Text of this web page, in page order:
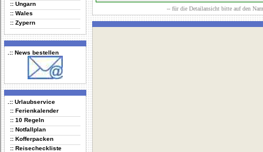
:: Ungarn
:: Wales
:: Zypern
.:: News bestellen
.:: Urlaubservice
:: Ferienkalender
:: 10 Regeln
:: Notfallplan
:: Kofferpacken
:: Reisecheckliste
-- für die Detailansicht bitte auf den